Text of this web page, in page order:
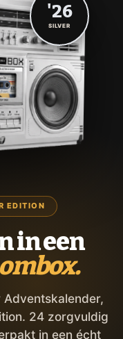
EDITION
in een
Adventskalender,
24 zorgvuldig
in een écht
'26
SILVER